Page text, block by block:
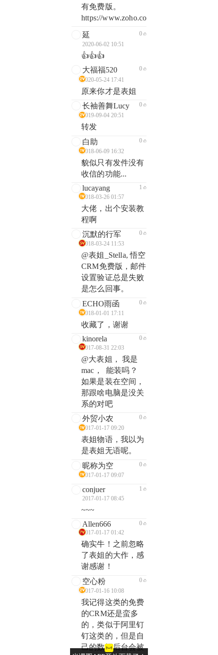
有免费版。
https://www.zoho.com.cn/crm/
延
2020-06-02 10:51
0
👍👍👍
大福福520
2020-05-24 17:41
0
原来你才是表姐
长袖善舞Lucy
2019-09-04 20:51
0
转发
白助
2018-06-09 16:32
0
貌似只有发件没有
收信的功能...
lucayang
2018-03-26 01:57
1
大佬，出个安装教
程啊
沉默的行军
2018-03-24 11:53
0
@表姐_Stella, 悟空
CRM免费版，邮件
设置验证总是失败
是怎么回事。
ECHO雨函
2018-01-01 17:11
0
收藏了，谢谢
kinorela
2017-08-31 22:03
0
@大表姐， 我是
mac， 能装吗？
如果是装在空间，
那跟啥电脑是没关
系的对吧
外贸小农
2017-01-17 09:20
0
表姐物语，我以为
是表姐无语呢。
昵称为空
2017-01-17 09:07
0
conjuer
2017-01-17 08:45
1
~~~
Allen666
2017-01-17 01:42
0
确实牛！之前忽略
了表姐的大作，感
谢感谢！
空心粉
2017-01-16 10:08
0
我记得这类的免费
的CRM还是蛮多
的，类似于阿里钉
钉这类的，但是自
己的数据后台会被